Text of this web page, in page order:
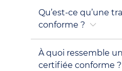
Qu’est-ce qu’une
conforme ?
À quoi ressemble
certifiée conforme ?